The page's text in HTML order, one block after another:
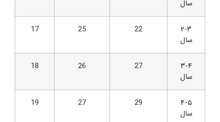
سال
۲-۳
سال
22
25
17
۳-۴
سال
27
26
18
۴-۵
سال
29
27
19